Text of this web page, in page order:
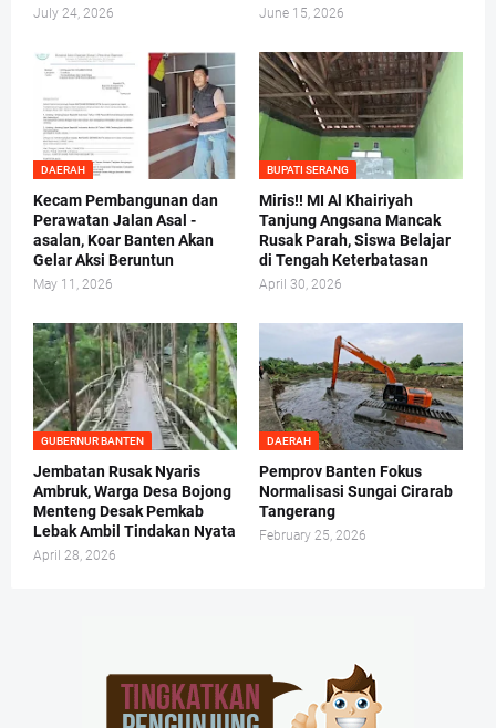
July 24, 2026 June 15, 2026
DAERAH
Kecam Pembangunan dan
Perawatan Jalan Asal -
asalan, Koar Banten Akan
Gelar Aksi Beruntun
May 11, 2026
BUPATI SERANG
Miris!! MI Al Khairiyah
Tanjung Angsana Mancak
Rusak Parah, Siswa Belajar
di Tengah Keterbatasan
April 30, 2026
GUBERNUR BANTEN
Jembatan Rusak Nyaris
Ambruk, Warga Desa Bojong
Menteng Desak Pemkab
Lebak Ambil Tindakan Nyata
April 28, 2026
DAERAH
Pemprov Banten Fokus
Normalisasi Sungai Cirarab
Tangerang
February 25, 2026